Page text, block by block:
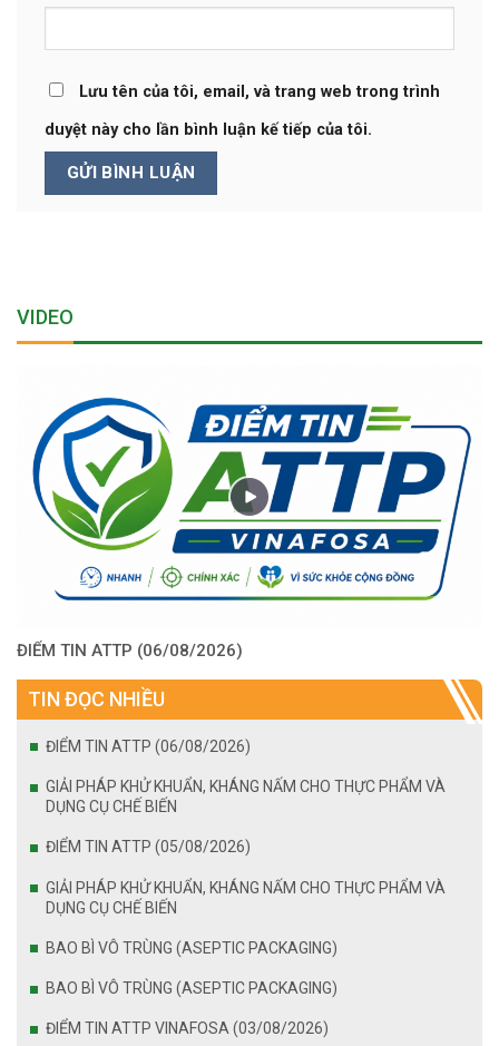
Lưu tên của tôi, email, và trang web trong trình
duyệt này cho lần bình luận kế tiếp của tôi.
VIDEO
ĐIỂM TIN ATTP (06/08/2026)
TIN ĐỌC NHIỀU
ĐIỂM TIN ATTP (06/08/2026)
GIẢI PHÁP KHỬ KHUẨN, KHÁNG NẤM CHO THỰC PHẨM VÀ
DỤNG CỤ CHẾ BIẾN
ĐIỂM TIN ATTP (05/08/2026)
GIẢI PHÁP KHỬ KHUẨN, KHÁNG NẤM CHO THỰC PHẨM VÀ
DỤNG CỤ CHẾ BIẾN
BAO BÌ VÔ TRÙNG (ASEPTIC PACKAGING)
BAO BÌ VÔ TRÙNG (ASEPTIC PACKAGING)
ĐIỂM TIN ATTP VINAFOSA (03/08/2026)